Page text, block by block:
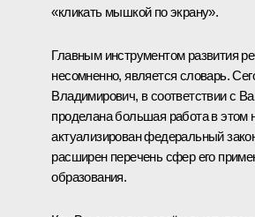
«кликать мышкой по экрану».
Главным инструментом развития
несомненно, является словарь.
Владимирович, в соответствии с
проделана большая работа в этом
актуализирован федеральный
расширен перечень сфер его
образования.